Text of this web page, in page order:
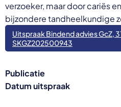
verzoeker, maar door cariës
bijzondere tandheelkundige
Uitspraak Bindend advies GcZ,
SKGZ202500943
Publicatie
Datum uitspraak